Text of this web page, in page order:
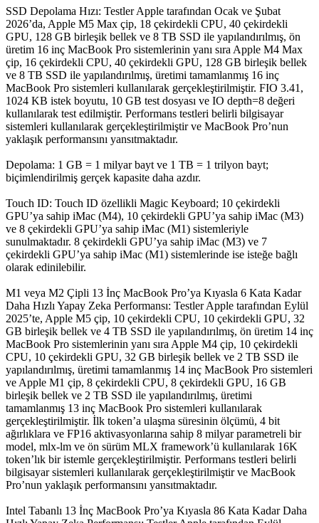
SSD Depolama Hızı: Testler Apple tarafından Ocak ve Şubat
2026’da, Apple M5 Max çip, 18 çekirdekli CPU, 40 çekirdekli
GPU, 128 GB birleşik bellek ve 8 TB SSD ile yapılandırılmış, ön
üretim 16 inç MacBook Pro sistemlerinin yanı sıra Apple M4 Max
çip, 16 çekirdekli CPU, 40 çekirdekli GPU, 128 GB birleşik bellek
ve 8 TB SSD ile yapılandırılmış, üretimi tamamlanmış 16 inç
MacBook Pro sistemleri kullanılarak gerçekleştirilmiştir. FIO 3.41,
1024 KB istek boyutu, 10 GB test dosyası ve IO depth=8 değeri
kullanılarak test edilmiştir. Performans testleri belirli bilgisayar
sistemleri kullanılarak gerçekleştirilmiştir ve MacBook Pro’nun
yaklaşık performansını yansıtmaktadır.
Depolama: 1 GB = 1 milyar bayt ve 1 TB = 1 trilyon bayt;
biçimlendirilmiş gerçek kapasite daha azdır.
Touch ID: Touch ID özellikli Magic Keyboard; 10 çekirdekli
GPU’ya sahip iMac (M4), 10 çekirdekli GPU’ya sahip iMac (M3)
ve 8 çekirdekli GPU’ya sahip iMac (M1) sistemleriyle
sunulmaktadır. 8 çekirdekli GPU’ya sahip iMac (M3) ve 7
çekirdekli GPU’ya sahip iMac (M1) sistemlerinde ise isteğe bağlı
olarak edinilebilir.
M1 veya M2 Çipli 13 İnç MacBook Pro’ya Kıyasla 6 Kata Kadar
Daha Hızlı Yapay Zeka Performansı: Testler Apple tarafından Eylül
2025’te, Apple M5 çip, 10 çekirdekli CPU, 10 çekirdekli GPU, 32
GB birleşik bellek ve 4 TB SSD ile yapılandırılmış, ön üretim 14 inç
MacBook Pro sistemlerinin yanı sıra Apple M4 çip, 10 çekirdekli
CPU, 10 çekirdekli GPU, 32 GB birleşik bellek ve 2 TB SSD ile
yapılandırılmış, üretimi tamamlanmış 14 inç MacBook Pro sistemleri
ve Apple M1 çip, 8 çekirdekli CPU, 8 çekirdekli GPU, 16 GB
birleşik bellek ve 2 TB SSD ile yapılandırılmış, üretimi
tamamlanmış 13 inç MacBook Pro sistemleri kullanılarak
gerçekleştirilmiştir. İlk token’a ulaşma süresinin ölçümü, 4 bit
ağırlıklara ve FP16 aktivasyonlarına sahip 8 milyar parametreli bir
model, mlx-lm ve ön sürüm MLX framework’ü kullanılarak 16K
token’lık bir istemle gerçekleştirilmiştir. Performans testleri belirli
bilgisayar sistemleri kullanılarak gerçekleştirilmiştir ve MacBook
Pro’nun yaklaşık performansını yansıtmaktadır.
Intel Tabanlı 13 İnç MacBook Pro’ya Kıyasla 86 Kata Kadar Daha